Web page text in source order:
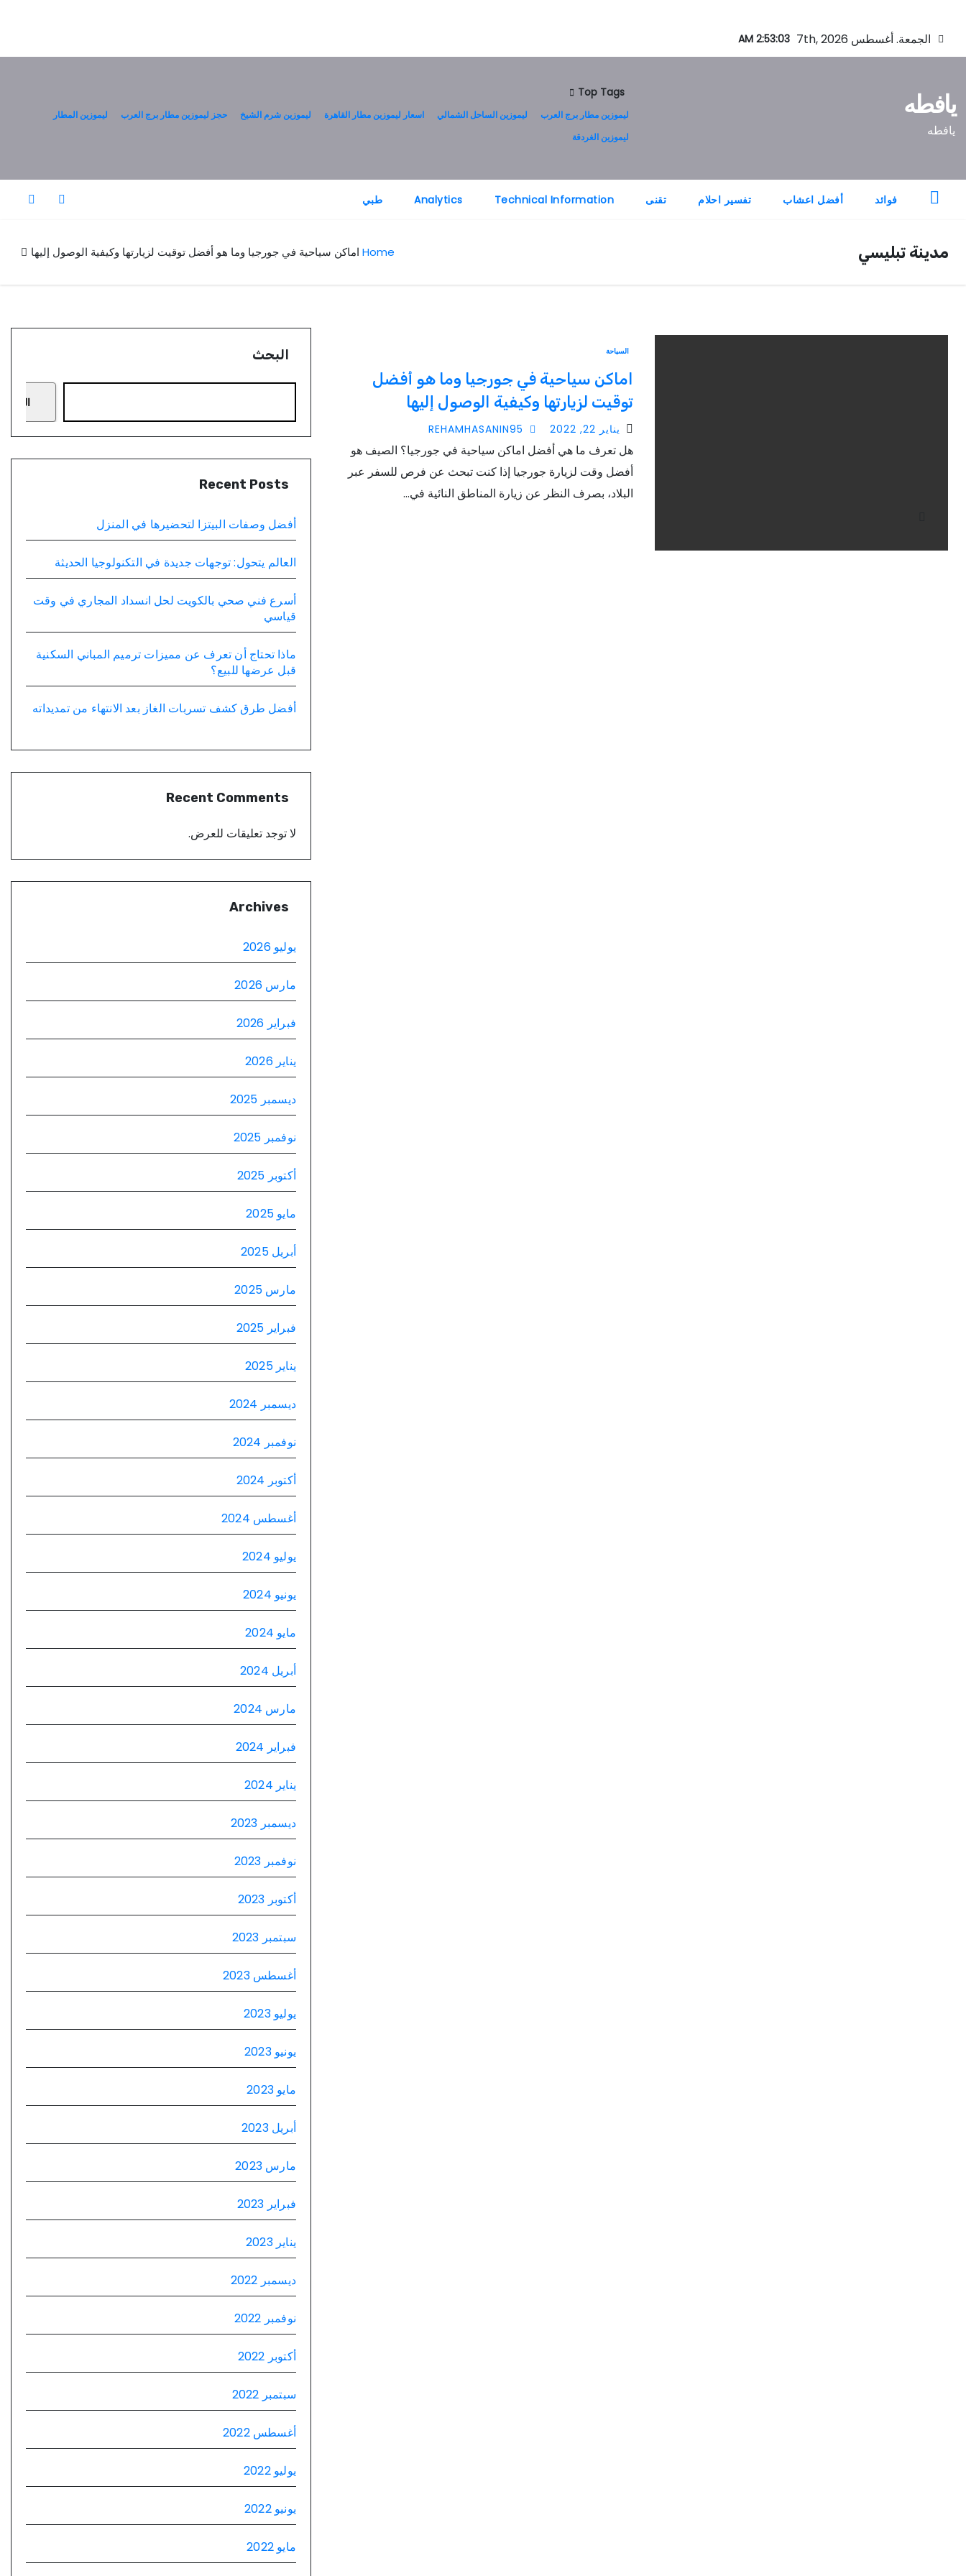
to
الجمعة. أغسطس 7th, 2026 2:53:04 AM
يافطه
يافطه
Top Tags
ليموزين مطار برج العرب ليموزين الساحل الشمالي اسعار ليموزين مطار القاهرة ليموزين شرم الشيخ حجز ليموزين مطار برج العرب
ليموزين المطار
ليموزين الغردقة
فوائد أفضل اعشاب تفسير احلام تقنى Technical Information
Analytics طبي
مدينة تبليسي Home اماكن سياحية في جورجيا وما هو أفضل توقيت لزيارتها وكيفية الوصول إليها
السياحة
اماكن سياحية في جورجيا وما هو أفضل
توقيت لزيارتها وكيفية الوصول إليها
يناير 22, 2022
هل تعرف ما هي أفضل اماكن سياحية في جورجيا؟ الصيف هو
أفضل وقت لزيارة جورجيا إذا كنت تبحث عن فرص للسفر عبر
البلاد، بصرف النظر عن زيارة المناطق النائية في…
البحث
البحث
Recent Posts
أفضل وصفات البيتزا لتحضيرها في المنزل
العالم يتحول: توجهات جديدة في التكنولوجيا الحديثة
أسرع فني صحي بالكويت لحل انسداد المجاري في وقت
قياسي
ماذا تحتاج أن تعرف عن مميزات ترميم المباني السكنية
قبل عرضها للبيع؟
أفضل طرق كشف تسربات الغاز بعد الانتهاء من تمديداته
Recent Comments
لا توجد تعليقات للعرض.
Archives
يوليو 2026
مارس 2026
فبراير 2026
يناير 2026
ديسمبر 2025
نوفمبر 2025
أكتوبر 2025
مايو 2025
أبريل 2025
مارس 2025
فبراير 2025
يناير 2025
ديسمبر 2024
نوفمبر 2024
أكتوبر 2024
أغسطس 2024
يوليو 2024
يونيو 2024
مايو 2024
أبريل 2024
مارس 2024
فبراير 2024
يناير 2024
ديسمبر 2023
نوفمبر 2023
أكتوبر 2023
سبتمبر 2023
أغسطس 2023
يوليو 2023
يونيو 2023
مايو 2023
أبريل 2023
مارس 2023
فبراير 2023
يناير 2023
ديسمبر 2022
نوفمبر 2022
أكتوبر 2022
سبتمبر 2022
أغسطس 2022
يوليو 2022
يونيو 2022
مايو 2022